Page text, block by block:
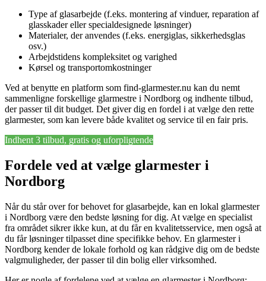
Type af glasarbejde (f.eks. montering af vinduer, reparation af
glasskader eller specialdesignede løsninger)
Materialer, der anvendes (f.eks. energiglas, sikkerhedsglas
osv.)
Arbejdstidens kompleksitet og varighed
Kørsel og transportomkostninger
Ved at benytte en platform som find-glarmester.nu kan du nemt
sammenligne forskellige glarmestre i Nordborg og indhente tilbud,
der passer til dit budget. Det giver dig en fordel i at vælge den rette
glarmester, som kan levere både kvalitet og service til en fair pris.
Indhent 3 tilbud, gratis og uforpligtende
Fordele ved at vælge glarmester i
Nordborg
Når du står over for behovet for glasarbejde, kan en lokal glarmester
i Nordborg være den bedste løsning for dig. At vælge en specialist
fra området sikrer ikke kun, at du får en kvalitetsservice, men også at
du får løsninger tilpasset dine specifikke behov. En glarmester i
Nordborg kender de lokale forhold og kan rådgive dig om de bedste
valgmuligheder, der passer til din bolig eller virksomhed.